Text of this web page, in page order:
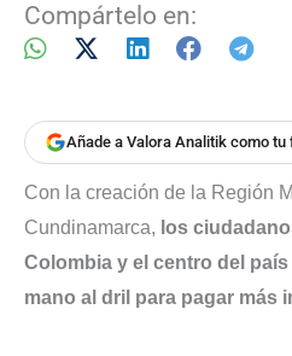
Compártelo en:
Añade a Valora Analitik como tu
Con la creación de la Región
Cundinamarca, los
Colombia y el centro del
mano al dril para pagar más